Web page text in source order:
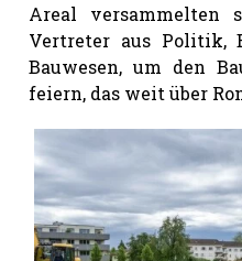
Areal versammelten
Vertreter aus Politik,
Bauwesen, um den
feiern, das weit über